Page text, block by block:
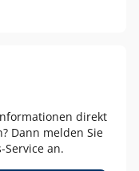
in Ausnahmefällen
Weiß-Umsetzungen
direkt
Dann melden Sie
an.